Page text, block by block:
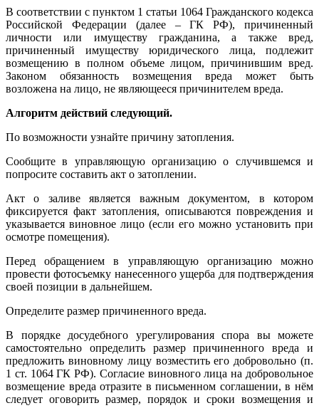
В соответствии с пунктом 1 статьи 1064 Гражданского кодекса
Российской Федерации (далее – ГК РФ), причиненный
личности или имуществу гражданина, а также вред,
причиненный имуществу юридического лица, подлежит
возмещению в полном объеме лицом, причинившим вред.
Законом обязанность возмещения вреда может быть
возложена на лицо, не являющееся причинителем вреда.
Алгоритм действий следующий.
По возможности узнайте причину затопления.
Сообщите в управляющую организацию о случившемся и
попросите составить акт о затоплении.
Акт о заливе является важным документом, в котором
фиксируется факт затопления, описываются повреждения и
указывается виновное лицо (если его можно установить при
осмотре помещения).
Перед обращением в управляющую организацию можно
провести фотосъемку нанесенного ущерба для подтверждения
своей позиции в дальнейшем.
Определите размер причиненного вреда.
В порядке досудебного урегулирования спора вы можете
самостоятельно определить размер причиненного вреда и
предложить виновному лицу возместить его добровольно (п.
1 ст. 1064 ГК РФ). Согласие виновного лица на добровольное
возмещение вреда отразите в письменном соглашении, в нём
следует оговорить размер, порядок и сроки возмещения и